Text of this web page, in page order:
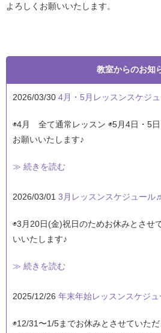
よろしくお願いいたします。
教室からのお知
2026/03/30 4月・5月レッスンスケジ
◉4月 全て通常レッスン ◉5月4日・5
お願いいたします♪
≫ 続きを読む
2026/03/01 3月レッスンスケジュール♬
◉3月20日(金)祝日のためお休みとさせ
いいたします♪
≫ 続きを読む
2025/12/26 年末年始レッスンスケジ
◉12/31〜1/5までお休みとさせていた